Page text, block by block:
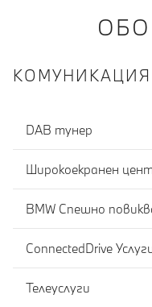
КОМУНИКАЦИЯ
DAB тунер
Широкоекранен
BMW Спешно
ConnectedDrive
Телеуслуги